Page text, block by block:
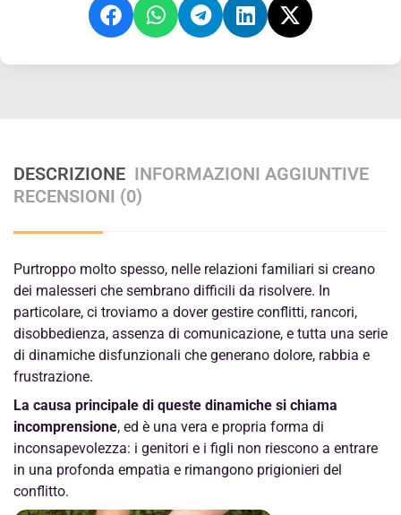
DESCRIZIONE INFORMAZIONI AGGIUNTIVE
RECENSIONI (0)
Purtroppo molto spesso, nelle relazioni familiari si creano
dei malesseri che sembrano difficili da risolvere. In
particolare, ci troviamo a dover gestire conflitti, rancori,
disobbedienza, assenza di comunicazione, e tutta una serie
di dinamiche disfunzionali che generano dolore, rabbia e
frustrazione.
La causa principale di queste dinamiche si chiama
incomprensione, ed è una vera e propria forma di
inconsapevolezza: i genitori e i figli non riescono a entrare
in una profonda empatia e rimangono prigionieri del
conflitto.